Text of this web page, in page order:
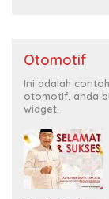
Otomotif
Ini adalah
otomotif, anda
widget.